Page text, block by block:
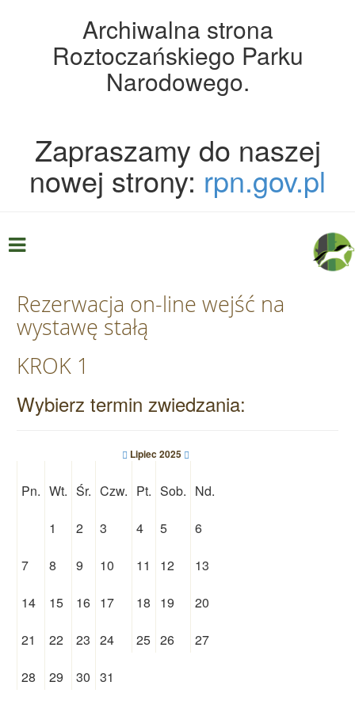
Archiwalna strona
Roztoczańskiego Parku
Narodowego.
Zapraszamy do naszej
nowej strony: rpn.gov.pl
Rezerwacja on-line wejść na
wystawę stałą
KROK 1
Wybierz termin zwiedzania:
Lipiec 2025
Pn. Wt. Śr. Czw. Pt. Sob. Nd.
1 2 3 4 5 6
7 8 9 10 11 12 13
14 15 16 17 18 19 20
21 22 23 24 25 26 27
28 29 30 31